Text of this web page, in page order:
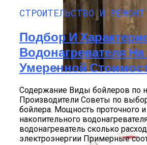
Пошаговая
Решился На
Ламината
СТРОИТЕЛЬСТВО И РЕМОНТ
Подбор И
Водонагревателя На
Умеренной
Содержание Виды бойлеров по
Производители Советы по
бойлера. Мощность проточного и
накопительного
водонагреватель сколько
электроэнергии Примерные